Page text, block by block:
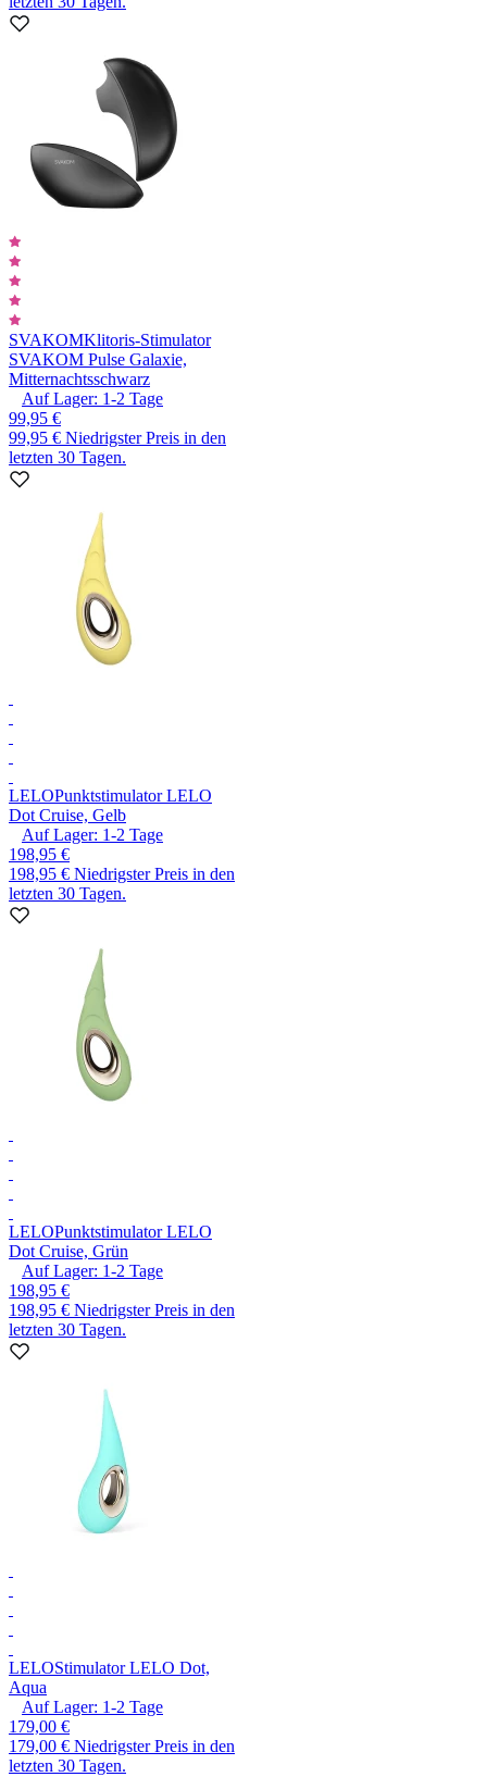
SVAKOMKlitoris-Stimulator
SVAKOM Pulse Galaxie,
Mitternachtsschwarz
Auf Lager: 1-2 Tage
99,95 €
99,95 € Niedrigster Preis in den
letzten 30 Tagen.
LELOPunktstimulator LELO
Dot Cruise, Gelb
Auf Lager: 1-2 Tage
198,95 €
198,95 € Niedrigster Preis in den
letzten 30 Tagen.
LELOPunktstimulator LELO
Dot Cruise, Grün
Auf Lager: 1-2 Tage
198,95 €
198,95 € Niedrigster Preis in den
letzten 30 Tagen.
LELOStimulator LELO Dot,
Aqua
Auf Lager: 1-2 Tage
179,00 €
179,00 € Niedrigster Preis in den
letzten 30 Tagen.